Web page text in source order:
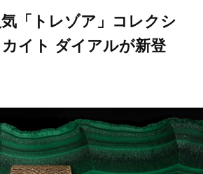
「ジェンダーレ
人気の40代髪型・ヘ
「トレゾア」コレクシ
イト ダイアルが新登